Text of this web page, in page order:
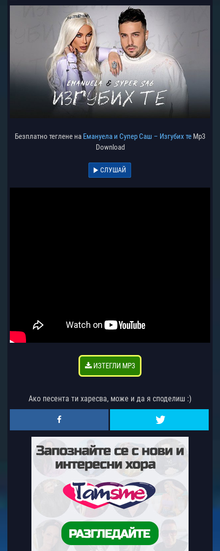
Безплатно теглене на Емануела и Супер Саш – Изгубих те Mp3
Download
СЛУШАЙ
ИЗТЕГЛИ MP3
Ако песента ти харесва, може и да я споделиш :)